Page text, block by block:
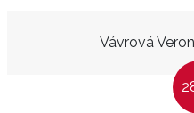
Vávrová